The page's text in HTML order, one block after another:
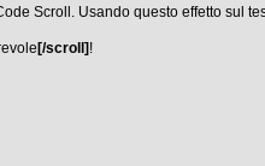
Scroll. Usando questo effetto sul
[/scroll] !